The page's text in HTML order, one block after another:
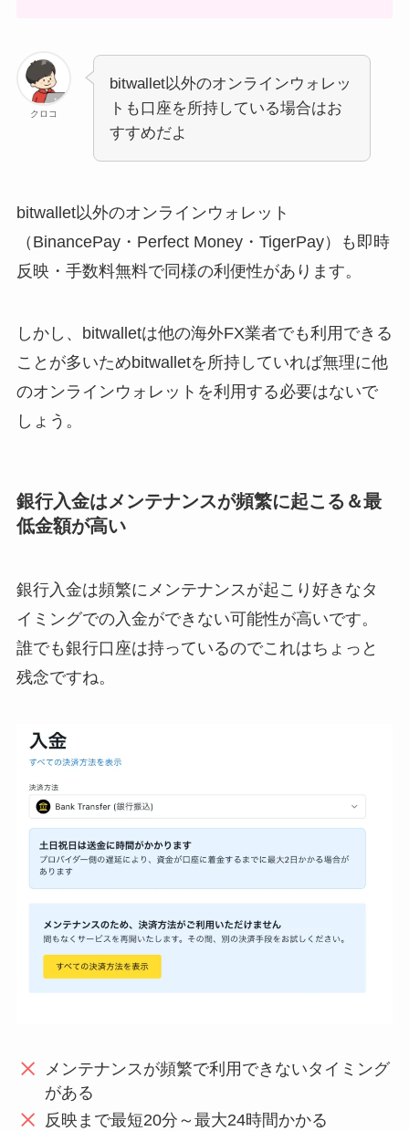
クロコ
bitwallet以外のオンラインウォレッ
トも口座を所持している場合はお
すすめだよ
bitwallet以外のオンラインウォレット
（BinancePay・Perfect Money・TigerPay）も即時
反映・手数料無料で同様の利便性があります。
しかし、bitwalletは他の海外FX業者でも利用できる
ことが多いためbitwalletを所持していれば無理に他
のオンラインウォレットを利用する必要はないで
しょう。
銀行入金はメンテナンスが頻繁に起こる＆最
低金額が高い
銀行入金は頻繁にメンテナンスが起こり好きなタ
イミングでの入金ができない可能性が高いです。
誰でも銀行口座は持っているのでこれはちょっと
残念ですね。
メンテナンスが頻繁で利用できないタイミング
がある
反映まで最短20分～最大24時間かかる